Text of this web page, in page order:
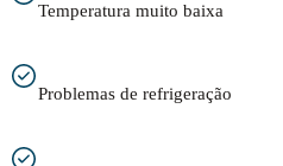
Temperatura muito baixa
Problemas de refrigeração